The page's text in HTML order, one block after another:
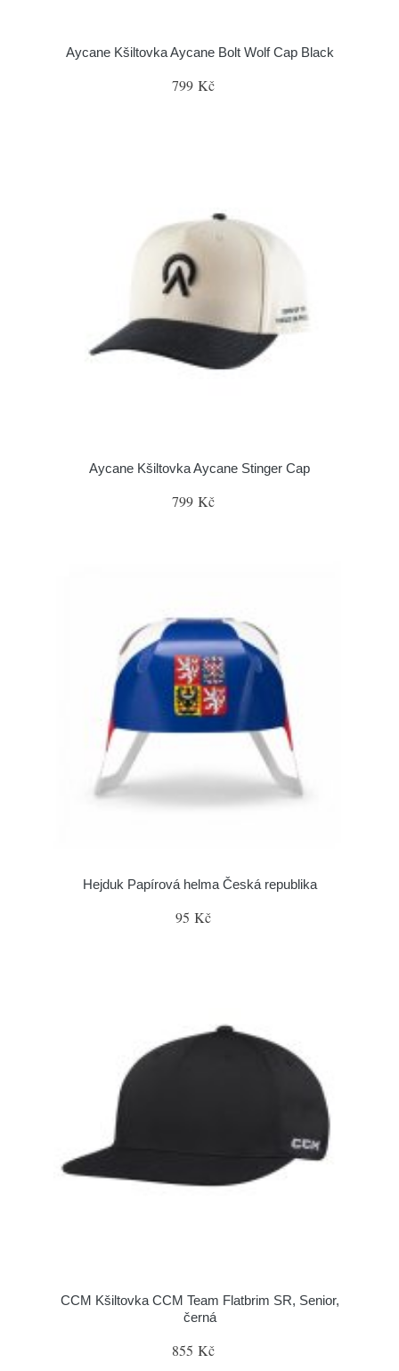
Aycane Kšiltovka Aycane Bolt Wolf Cap Black
799 Kč
Aycane Kšiltovka Aycane Stinger Cap
799 Kč
Hejduk Papírová helma Česká republika
95 Kč
CCM Kšiltovka CCM Team Flatbrim SR, Senior,
černá
855 Kč